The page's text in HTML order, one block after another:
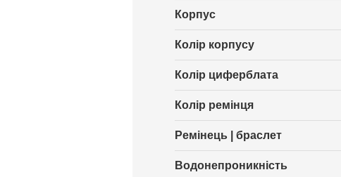
Корпус
Колір корпусу
Колір циферблата
Колір ремінця
Ремінець | браслет
Водонепроникність